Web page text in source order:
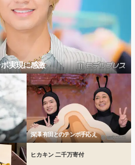
実現に感激
深澤 有田とのテンポ手応え
ヒカキン 二千万寄付